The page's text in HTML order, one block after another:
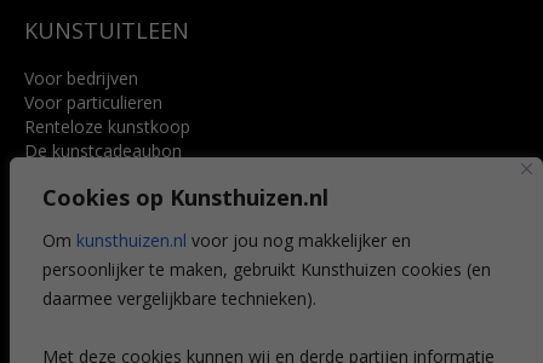
Cookies op Kunsthuizen.nl
Om kunsthuizen.nl voor jou nog makkelijker en
persoonlijker te maken, gebruikt Kunsthuizen cookies (en
daarmee vergelijkbare technieken).
Met deze cookies kunnen wij en derde partijen informatie
KUNSTUITLEEN
Voor bedrijven
Voor particulieren
Renteloze kunstkoop
De kunstcadeaubon
Voordelen
Veelgestelde vragen
CONTACT